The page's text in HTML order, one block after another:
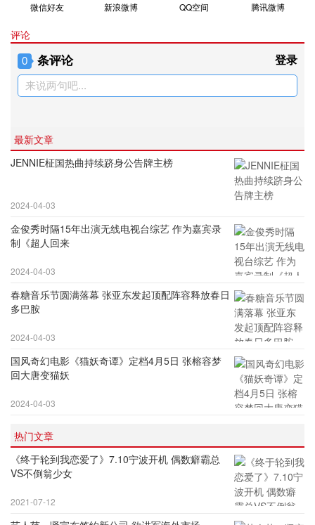
微信好友 新浪微博 QQ空间 腾讯微博
评论
0 条评论 登录
来说两句吧...
最新文章
JENNIE柾国热曲持续跻身公告牌主榜
2024-04-03
金俊秀时隔15年出演无线电视台综艺 作为嘉宾录
制《超人回来
2024-04-03
春糖音乐节圆满落幕 张亚东发起顶配阵容释放春日
多巴胺
2024-04-03
国风奇幻电影《猫妖奇谭》定档4月5日 张榕容梦
回大唐变猫妖
2024-04-03
热门文章
《终于轮到我恋爱了》7.10宁波开机 偶数癖霸总
VS不倒翁少女
2021-07-12